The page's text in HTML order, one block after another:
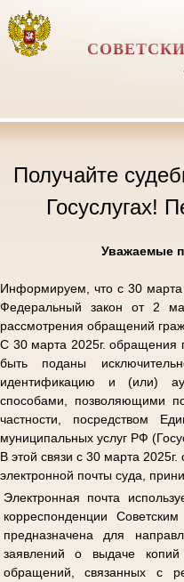
Получайте
Госуслугах!
Уважаемые
Информируем, что с 30 марта
Федеральный закон от 2
рассмотрения обращений
С 30 марта 2025г. обращения
быть поданы
идентификацию и (или)
способами, позволяющими
частности, посредством
муниципальных услуг РФ
В этой связи с 30 марта
электронной почты суда,
Электронная почта
корреспонденции
предназначена для
заявлений о выдаче
обращений, связанных с